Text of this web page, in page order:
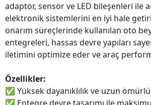
adaptör, sensör ve LED bileşenleri ile
elektronik sistemlerini en iyi hale
onarım süreçlerinde kullanılan oto
entegreleri, hassas devre yapıları
iletimini optimize eder ve araç
Özellikler:
✅ Yüksek dayanıklılık ve uzun